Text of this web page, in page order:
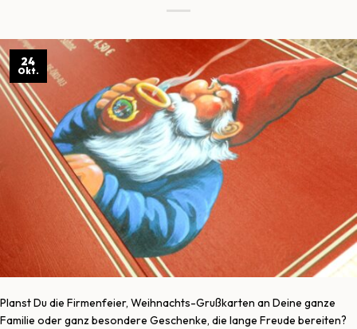
24
Okt.
Planst Du die Firmenfeier, Weihnachts-Grußkarten an Deine ganze
Familie oder ganz besondere Geschenke, die lange Freude bereiten?